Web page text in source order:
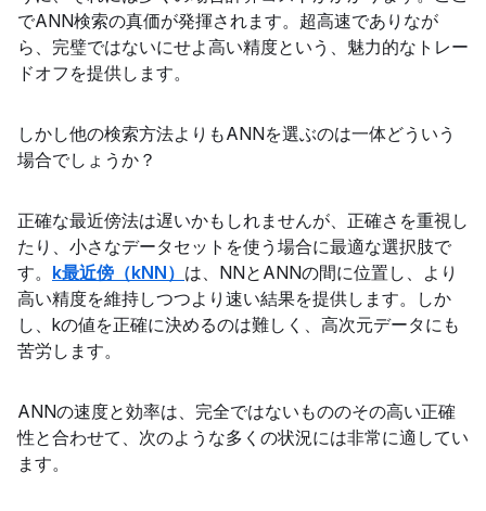
でANN検索の真価が発揮されます。超高速でありなが
ら、完璧ではないにせよ高い精度という、魅力的なトレー
ドオフを提供します。
しかし他の検索方法よりもANNを選ぶのは一体どういう
場合でしょうか？
正確な最近傍法は遅いかもしれませんが、正確さを重視し
たり、小さなデータセットを使う場合に最適な選択肢で
す。 k最近傍（kNN） は、NNとANNの間に位置し、より
高い精度を維持しつつより速い結果を提供します。しか
し、kの値を正確に決めるのは難しく、高次元データにも
苦労します。
ANNの速度と効率は、完全ではないもののその高い正確
性と合わせて、次のような多くの状況には非常に適してい
ます。